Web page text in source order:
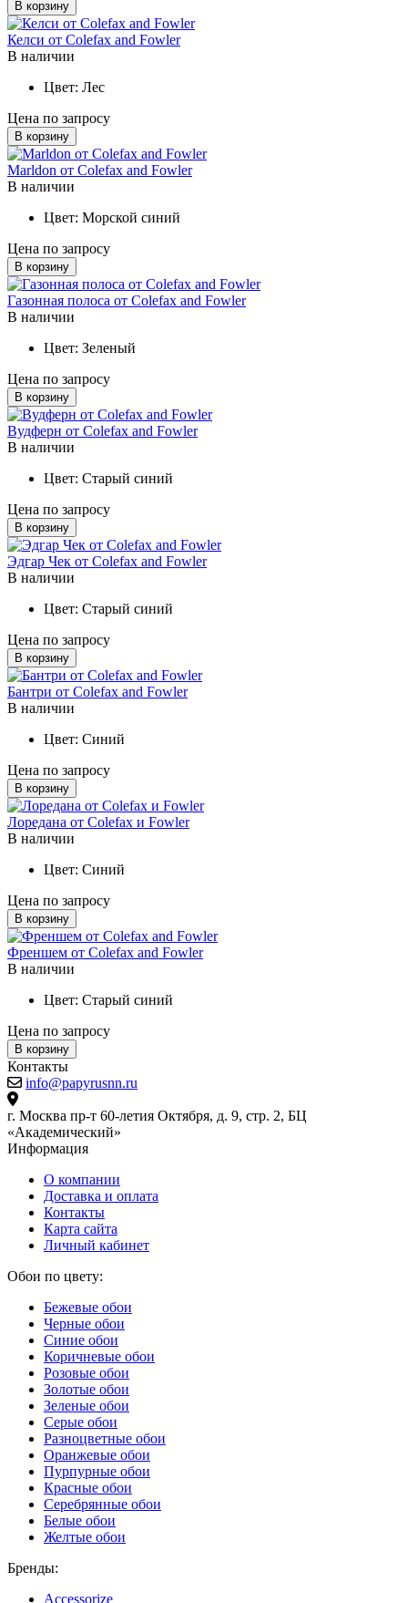
В корзину
Келси от Colefax and Fowler
В наличии
Цвет: Лес
Цена по запросу
В корзину
Marldon от Colefax and Fowler
В наличии
Цвет: Морской синий
Цена по запросу
В корзину
Газонная полоса от Colefax and Fowler
В наличии
Цвет: Зеленый
Цена по запросу
В корзину
Вудферн от Colefax and Fowler
В наличии
Цвет: Старый синий
Цена по запросу
В корзину
Эдгар Чек от Colefax and Fowler
В наличии
Цвет: Старый синий
Цена по запросу
В корзину
Бантри от Colefax and Fowler
В наличии
Цвет: Синий
Цена по запросу
В корзину
Лоредана от Colefax и Fowler
В наличии
Цвет: Синий
Цена по запросу
В корзину
Френшем от Colefax and Fowler
В наличии
Цвет: Старый синий
Цена по запросу
В корзину
Контакты
info@papyrusnn.ru
г. Москва пр-т 60-летия Октября, д. 9, стр. 2, БЦ
«Академический»
Информация
О компании
Доставка и оплата
Контакты
Карта сайта
Личный кабинет
Обои по цвету:
Бежевые обои
Черные обои
Синие обои
Коричневые обои
Розовые обои
Золотые обои
Зеленые обои
Серые обои
Разноцветные обои
Оранжевые обои
Пурпурные обои
Красные обои
Серебрянные обои
Белые обои
Желтые обои
Бренды:
Accessorize